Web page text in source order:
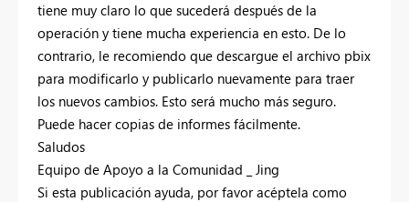
tiene muy claro lo que sucederá después de la
operación y tiene mucha experiencia en esto. De lo
contrario, le recomiendo que descargue el archivo pbix
para modificarlo y publicarlo nuevamente para traer
los nuevos cambios. Esto será mucho más seguro.
Puede hacer copias de informes fácilmente.
Saludos
Equipo de Apoyo a la Comunidad _ Jing
Si esta publicación ayuda, por favor acéptela como